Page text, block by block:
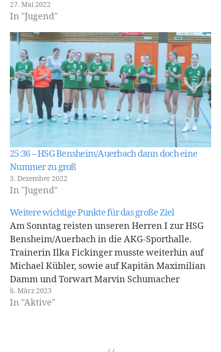
27. Mai 2022
In "Jugend"
25:36 – HSG Bensheim/Auerbach dann doch eine
Nummer zu groß
3. Dezember 2022
In "Jugend"
Weitere wichtige Punkte für das große Ziel
Am Sonntag reisten unseren Herren I zur HSG
Bensheim/Auerbach in die AKG-Sporthalle.
Trainerin Ilka Fickinger musste weiterhin auf
Michael Kübler, sowie auf Kapitän Maximilian
Damm und Torwart Marvin Schumacher
verzichten. Im Gegenzug gab Till Buschmann
sein Debüt im Dogs-Trikot der Pfungstädter.
6. März 2023
In "Aktive"